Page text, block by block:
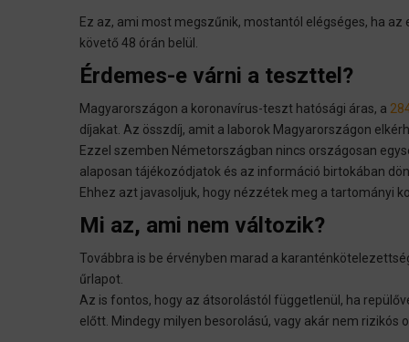
Ez az, ami most megszűnik, mostantól elégséges, ha
követő 48 órán belül.
Érdemes-e várni a teszttel?
Magyarországon a koronavírus-teszt hatósági áras, a
díjakat. Az összdíj, amit a laborok Magyarországon
Ezzel szemben Németországban nincs országosan
alaposan tájékozódjatok és az információ birtokában
Ehhez azt javasoljuk, hogy nézzétek meg a tartományi
Mi az, ami nem változik?
Továbbra is be érvényben marad a
űrlapot.
Az is fontos, hogy az átsorolástól függetlenül, ha
előtt. Mindegy milyen besorolású, vagy akár nem rizikós